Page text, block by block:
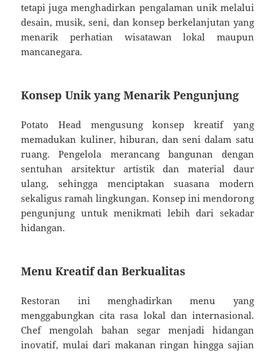
tetapi juga menghadirkan pengalaman unik melalui
desain, musik, seni, dan konsep berkelanjutan yang
menarik perhatian wisatawan lokal maupun
mancanegara.
Konsep Unik yang Menarik Pengunjung
Potato Head mengusung konsep kreatif yang
memadukan kuliner, hiburan, dan seni dalam satu
ruang. Pengelola merancang bangunan dengan
sentuhan arsitektur artistik dan material daur
ulang, sehingga menciptakan suasana modern
sekaligus ramah lingkungan. Konsep ini mendorong
pengunjung untuk menikmati lebih dari sekadar
hidangan.
Menu Kreatif dan Berkualitas
Restoran ini menghadirkan menu yang
menggabungkan cita rasa lokal dan internasional.
Chef mengolah bahan segar menjadi hidangan
inovatif, mulai dari makanan ringan hingga sajian